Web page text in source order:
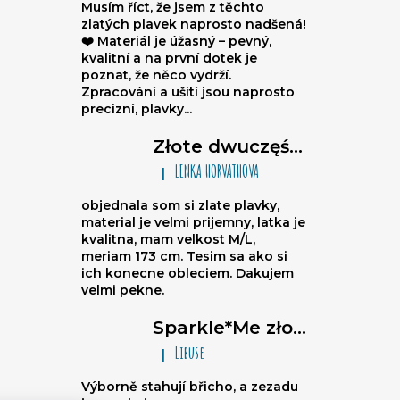
Musím říct, že jsem z těchto
zlatých plavek naprosto nadšená!
❤️ Materiál je úžasný – pevný,
kvalitní a na první dotek je
poznat, že něco vydrží.
Zpracování a ušití jsou naprosto
precizní, plavky...
Złote dwuczęściowe damskie stroje kąpielowe brazylijki Sparkle*Me – bikini wiązane, marszczone brazylijki
Ocena produktu to 5 na 5 gwiazdek.
| LENKA HORVATHOVA
objednala som si zlate plavky,
material je velmi prijemny, latka je
kvalitna, mam velkost M/L,
meriam 173 cm. Tesim sa ako si
ich konecne obleciem. Dakujem
velmi pekne.
Sparkle*Me złoto-czarne stroje kąpielowe wysoki stan – figi brazylijki z przeszyciem z tyłu z możliwością złożenia na biodra ze złotą lamówką
Ocena produktu to 5 na 5 gwiazdek.
| Libuse
Výborně stahují břicho, a zezadu